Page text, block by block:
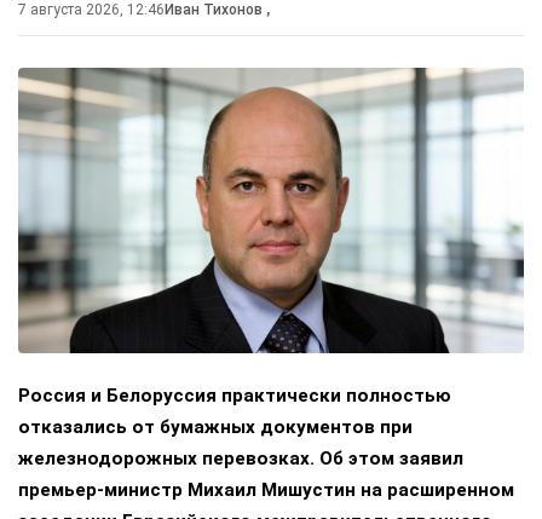
7 августа 2026, 12:46 Иван Тихонов ,
Россия и Белоруссия практически полностью
отказались от бумажных документов при
железнодорожных перевозках. Об этом заявил
премьер-министр Михаил Мишустин на расширенном